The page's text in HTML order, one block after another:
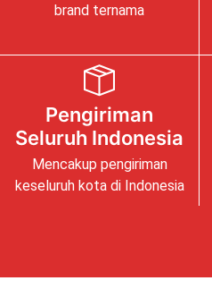
brand ternama
Pengiriman
Seluruh Indonesia
Mencakup pengiriman
keseluruh kota di Indonesia